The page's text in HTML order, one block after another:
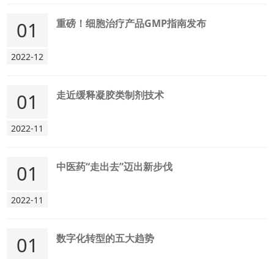
01
2022-12
重磅！细胞治疗产品GMP指南发布
01
2022-11
走近缓释凝胶类制剂技术
01
2022-11
中医药“走出去”迈出新步伐
01 数字化转型的五大趋势